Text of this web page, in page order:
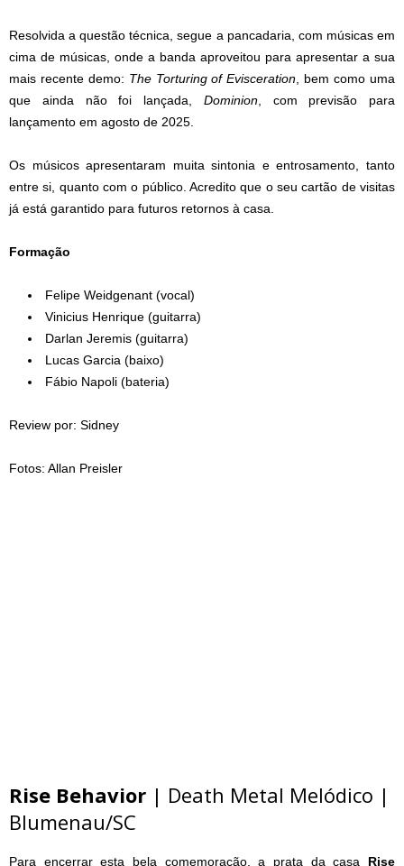
Resolvida a questão técnica, segue a pancadaria, com músicas em
cima de músicas, onde a banda aproveitou para apresentar a sua
mais recente demo: The Torturing of Evisceration , bem como uma
que ainda não foi lançada, Dominion, com previsão para
lançamento em agosto de 2025.
Os músicos apresentaram muita sintonia e entrosamento, tanto
entre si, quanto com o público. Acredito que o seu cartão de visitas
já está garantido para futuros retornos à casa.
Formação
Felipe Weidgenant (vocal)
Vinicius Henrique (guitarra)
Darlan Jeremis (guitarra)
Lucas Garcia (baixo)
Fábio Napoli (bateria)
Review por: Sidney
Fotos: Allan Preisler
Rise Behavior | Death Metal Melódico |
Blumenau/SC
Para encerrar esta bela comemoração, a prata da casa Rise